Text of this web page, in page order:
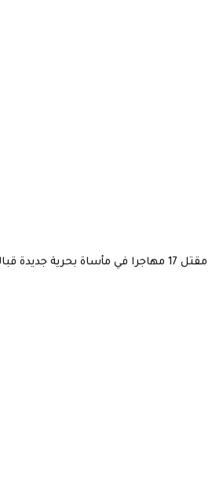
مقتل 17 مهاجرا في مأساة بحرية جديدة قبالة إسبانيا